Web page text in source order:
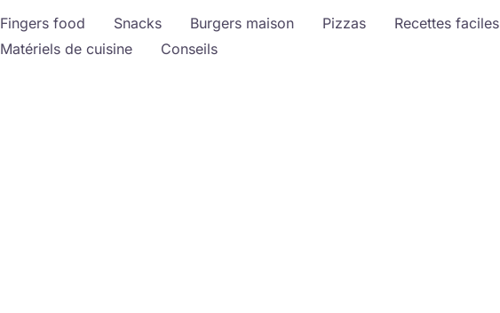
Fingers food Snacks Burgers maison Pizzas Recettes faciles
Matériels de cuisine
Conseils